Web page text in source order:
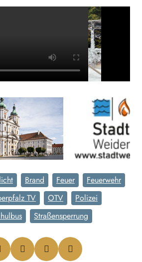
Brand Feuer
Feuerwehr
TV OTV
Polizei
Straßensperrung